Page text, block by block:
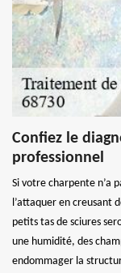
Confiez le
professionnel
Si votre charpente n’a
l’attaquer en creusant
petits tas de sciures
une humidité, des
endommager la